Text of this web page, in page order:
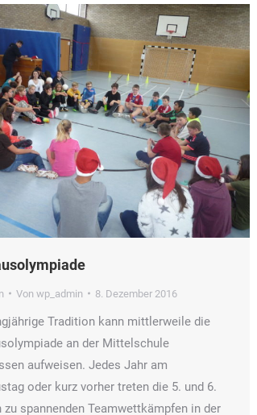
Von wp_admin 8. Dezember 2016
Tradition kann mittlerweile die
an der Mittelschule
aufweisen. Jedes Jahr am
oder kurz vorher treten die 5. und 6.
zu spannenden Teamwettkämpfen in der